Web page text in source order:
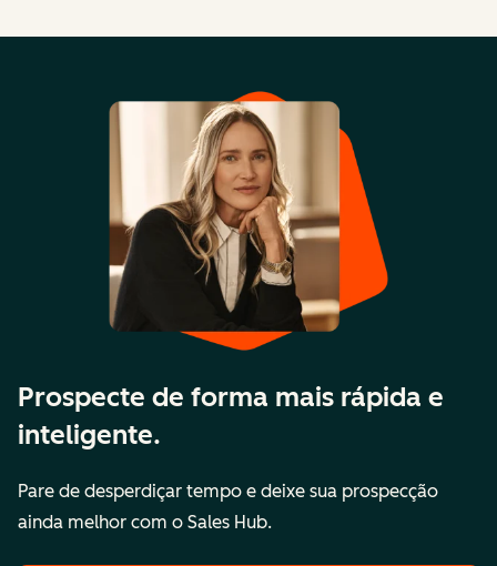
Prospecte de forma mais rápida e
inteligente.
Pare de desperdiçar tempo e deixe sua prospecção
ainda melhor com o Sales Hub.